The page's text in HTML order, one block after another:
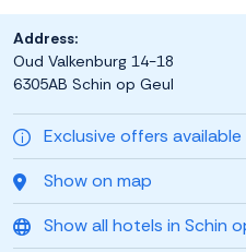
Exclusive offers available
Show on map
Show all hotels in Schin
Address:
Oud Valkenburg 14-18
6305AB Schin op Geul